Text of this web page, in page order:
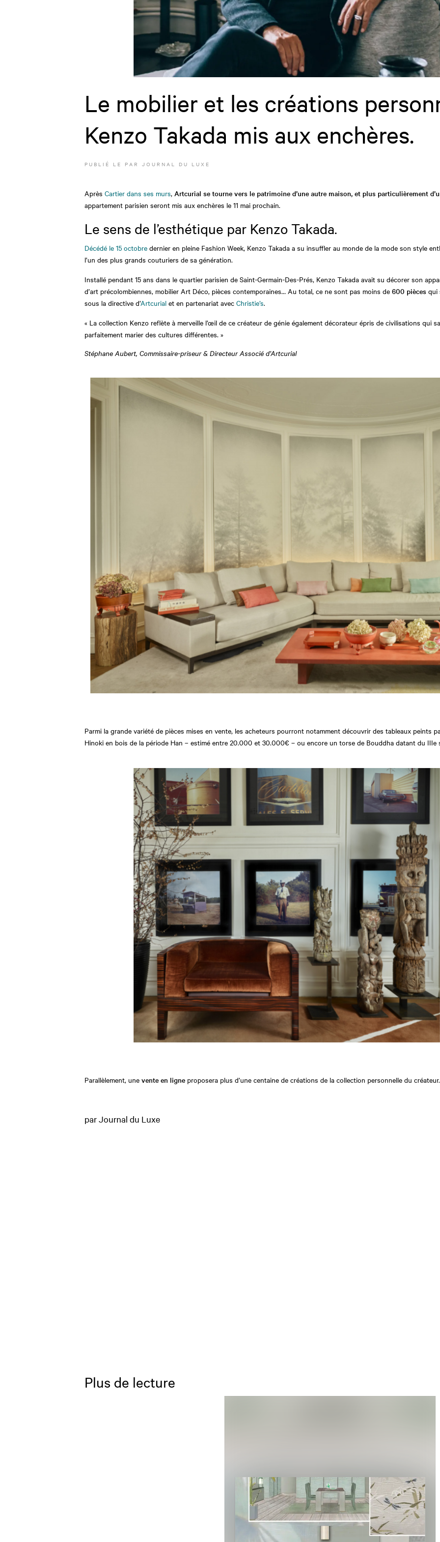
Le mobilier et les créations
Kenzo Takada mis aux enchères.
PUBLIÉ LE PAR JOURNAL DU LUXE
Après Cartier dans ses murs, Artcurial se tourne vers le patrimoine d’une autre maison, et plus particulièrement
appartement parisien seront mis aux enchères le 11 mai prochain.
Le sens de l’esthétique par Kenzo Takada.
Décédé le 15 octobre dernier en pleine Fashion Week, Kenzo Takada a su insuffler au monde de la mode son style
l’un des plus grands couturiers de sa génération.
Installé pendant 15 ans dans le quartier parisien de Saint-Germain-Des-Prés, Kenzo Takada avait su décorer son
d’art précolombiennes, mobilier Art Déco, pièces contemporaines… Au total, ce ne sont pas moins de 600 pièces qui
sous la directive d’Artcurial et en partenariat avec Christie’s.
« La collection Kenzo reflète à merveille l’œil de ce créateur de génie également décorateur épris de civilisations qui
parfaitement marier des cultures différentes. »
Stéphane Aubert, Commissaire-priseur & Directeur Associé d’Artcurial
Parmi la grande variété de pièces mises en vente, les acheteurs pourront notamment découvrir des tableaux peints
Hinoki en bois de la période Han – estimé entre 20.000 et 30.000€ – ou encore un torse de Bouddha datant du IIIe
Parallèlement, une vente en ligne proposera plus d’une centaine de créations de la collection personnelle du créateur.
par Journal du Luxe
Plus de lecture